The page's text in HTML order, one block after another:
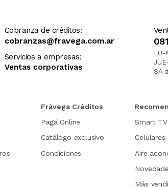
Cobranza de créditos:
cobranzas@fravega.com.ar
Servicios a empresas:
Ventas corporativas
LU-
SA
Frávega Créditos
Pagá Online
Catálogo exclusivo
Condiciones
Smart TV
Celulares
Aire
Más